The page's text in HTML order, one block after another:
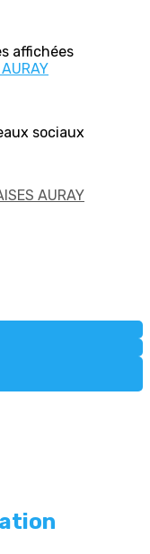
affichées
sociaux